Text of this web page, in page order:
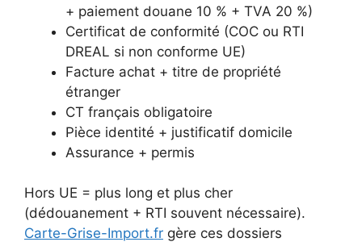
+ paiement douane 10 % + TVA 20 %)
Certificat de conformité (COC ou RTI
DREAL si non conforme UE)
Facture achat + titre de propriété
étranger
CT français obligatoire
Pièce identité + justificatif domicile
Assurance + permis
Hors UE = plus long et plus cher
(dédouanement + RTI souvent nécessaire).
Carte-Grise-Import.fr gère ces dossiers